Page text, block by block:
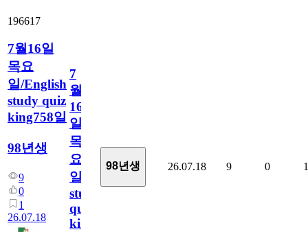
196617
7월16일
목요
일/English
study quiz
king758일
98년생
9
0
1
26.07.18
7
월
16
일
목
요
일/English
study
quiz
king758
98년생 26.07.18 9 0 1